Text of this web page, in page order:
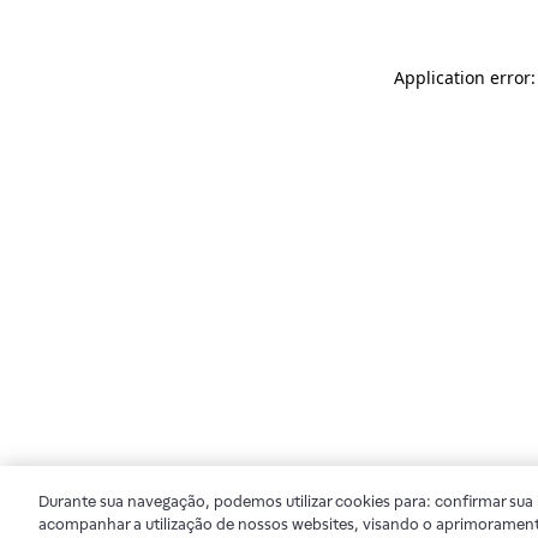
Application
Durante sua navegação, podemos utilizar cookies para: confirmar
acompanhar a utilização de nossos websites, visando o